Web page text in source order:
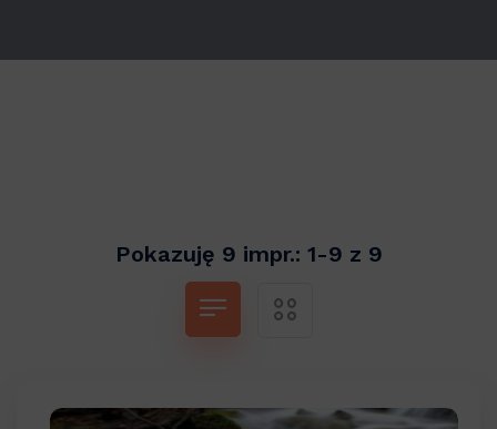
Pokazuję 9 impr.: 1-9 z 9